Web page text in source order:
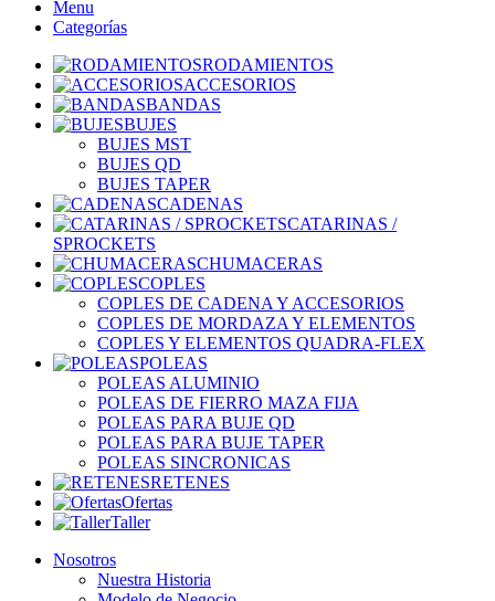
Menu
Categorías
RODAMIENTOS
ACCESORIOS
BANDAS
BUJES
BUJES MST
BUJES QD
BUJES TAPER
CADENAS
CATARINAS /
SPROCKETS
CHUMACERAS
COPLES
COPLES DE CADENA Y ACCESORIOS
COPLES DE MORDAZA Y ELEMENTOS
COPLES Y ELEMENTOS QUADRA-FLEX
POLEAS
POLEAS ALUMINIO
POLEAS DE FIERRO MAZA FIJA
POLEAS PARA BUJE QD
POLEAS PARA BUJE TAPER
POLEAS SINCRONICAS
RETENES
Ofertas
Taller
Nosotros
Nuestra Historia